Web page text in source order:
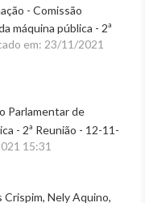
- Comissão
máquina pública - 2ª
em: 23/11/2021
Parlamentar de
- 2ª Reunião - 12-11-
15:31
Crispim, Nely Aquino,